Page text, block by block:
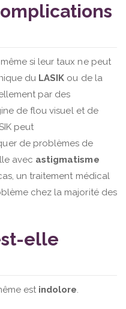
si leur taux ne peut
du LASIK ou de la
par des
de flou visuel et de
peut
de problèmes de
avec astigmatisme
un traitement médical
chez la majorité des
elle
est indolore.